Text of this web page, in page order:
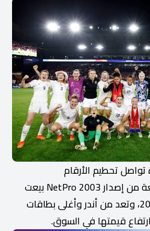
تواصل تحطيم الأرقام
بطاقة سيرينا ويليامز الموقعة من إصدار 2003 NetPro بيعت
بمبلغ 266,400 دولار في 2022، وتعد من أندر وأغلى بطاقات
قيمتها في السوق.